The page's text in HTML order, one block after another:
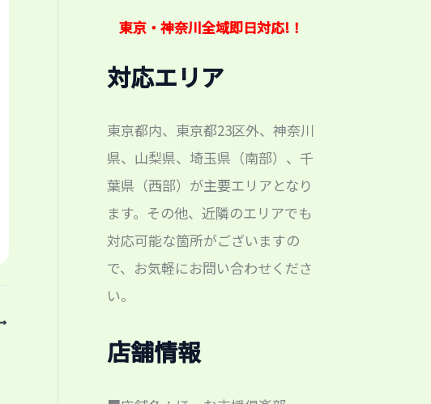
東京・神奈川全域即日対応!！
対応エリア
東京都内、東京都23区外、神奈川
県、山梨県、埼玉県（南部）、千
葉県（西部）が主要エリアとなり
ます。その他、近隣のエリアでも
対応可能な箇所がございますの
で、お気軽にお問い合わせくださ
い。
店舗情報